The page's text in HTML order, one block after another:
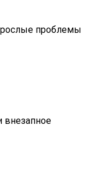
проблемы
внезапное